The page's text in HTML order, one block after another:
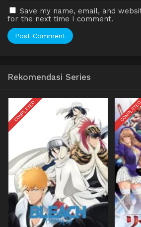
Save my name, email, and
for the next time I comment.
Rekomendasi Series
COMPLETED